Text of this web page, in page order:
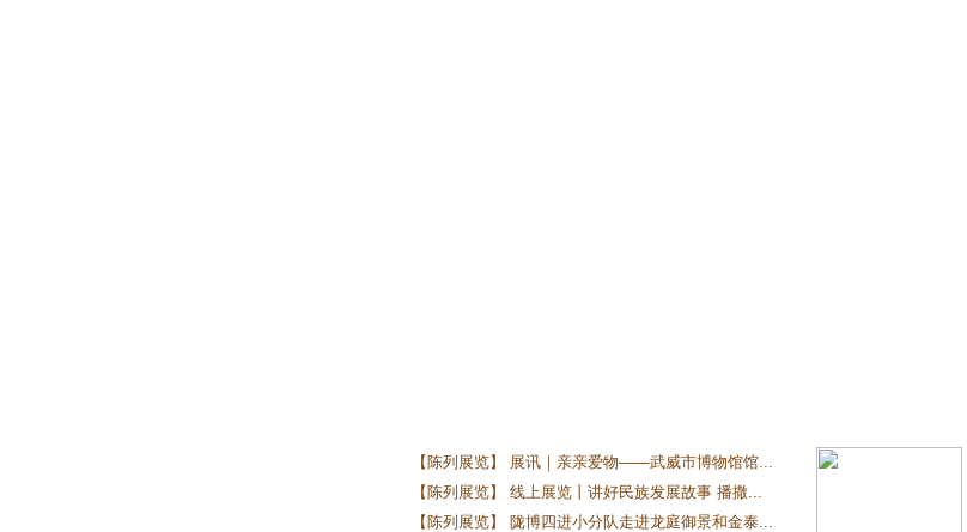
【陈列展览】 展讯｜亲亲爱物——武威市博物馆馆...
【陈列展览】 线上展览丨讲好民族发展故事 播撒...
【陈列展览】 陇博四进小分队走进龙庭御景和金泰...